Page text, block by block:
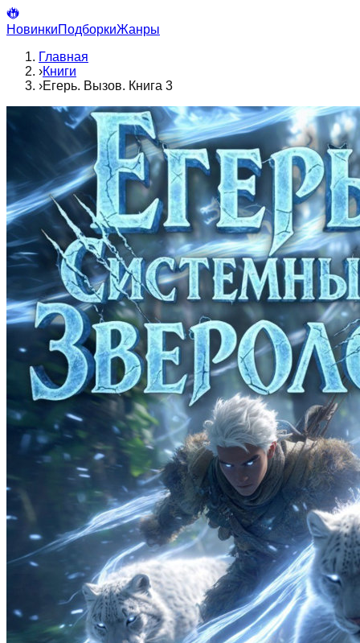
НовинкиПодборкиЖанры
Главная
›Книги
›Егерь. Вызов. Книга 3